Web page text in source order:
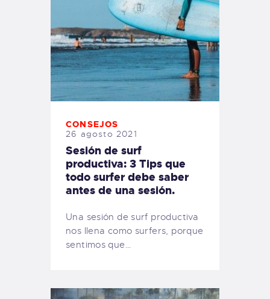
CONSEJOS
26 agosto 2021
Sesión de surf
productiva: 3 Tips que
todo surfer debe saber
antes de una sesión.
Una sesión de surf productiva
nos llena como surfers, porque
sentimos que…